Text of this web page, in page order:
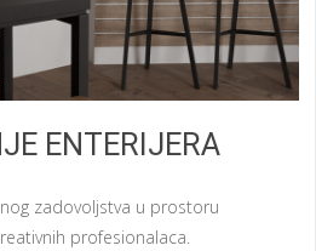
ENTERIJERA
zadovoljstva u prostoru
profesionalaca.